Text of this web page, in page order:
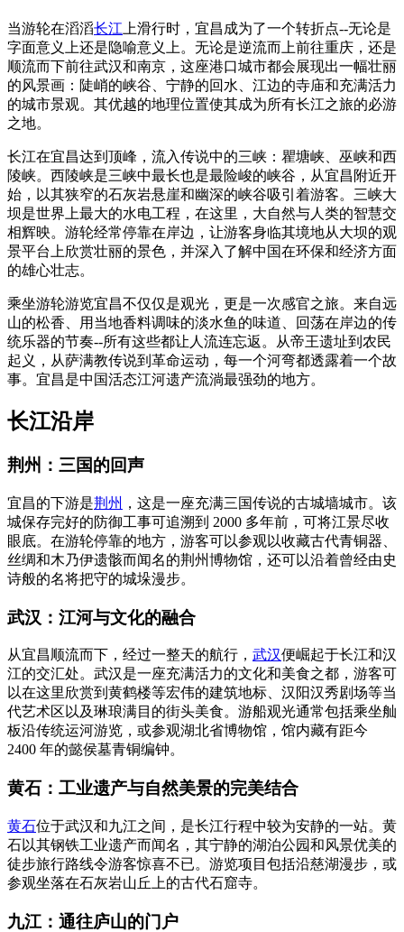
当游轮在滔滔长江 上滑行时，宜昌成为了一个转折点--无论是
字面意义上还是隐喻意义上。无论是逆流而上前往重庆，还是
顺流而下前往武汉和南京，这座港口城市都会展现出一幅壮丽
的风景画：陡峭的峡谷、宁静的回水、江边的寺庙和充满活力
的城市景观。其优越的地理位置使其成为所有长江之旅的必游
之地。
长江在宜昌达到顶峰，流入传说中的三峡：瞿塘峡、巫峡和西
陵峡。西陵峡是三峡中最长也是最险峻的峡谷，从宜昌附近开
始，以其狭窄的石灰岩悬崖和幽深的峡谷吸引着游客。三峡大
坝是世界上最大的水电工程，在这里，大自然与人类的智慧交
相辉映。游轮经常停靠在岸边，让游客身临其境地从大坝的观
景平台上欣赏壮丽的景色，并深入了解中国在环保和经济方面
的雄心壮志。
乘坐游轮游览宜昌不仅仅是观光，更是一次感官之旅。来自远
山的松香、用当地香料调味的淡水鱼的味道、回荡在岸边的传
统乐器的节奏--所有这些都让人流连忘返。从帝王遗址到农民
起义，从萨满教传说到革命运动，每一个河弯都透露着一个故
事。宜昌是中国活态江河遗产流淌最强劲的地方。
长江沿岸
荆州：三国的回声
宜昌的下游是荆州 ，这是一座充满三国传说的古城墙城市。该
城保存完好的防御工事可追溯到 2000 多年前，可将江景尽收
眼底。在游轮停靠的地方，游客可以参观以收藏古代青铜器、
丝绸和木乃伊遗骸而闻名的荆州博物馆，还可以沿着曾经由史
诗般的名将把守的城垛漫步。
武汉：江河与文化的融合
从宜昌顺流而下，经过一整天的航行， 武汉便崛起于长江和汉
江的交汇处。武汉是一座充满活力的文化和美食之都，游客可
以在这里欣赏到黄鹤楼等宏伟的建筑地标、汉阳汉秀剧场等当
代艺术区以及琳琅满目的街头美食。游船观光通常包括乘坐舢
板沿传统运河游览，或参观湖北省博物馆，馆内藏有距今
2400 年的懿侯墓青铜编钟。
黄石：工业遗产与自然美景的完美结合
黄石位于武汉和九江之间，是长江行程中较为安静的一站。黄
石以其钢铁工业遗产而闻名，其宁静的湖泊公园和风景优美的
徒步旅行路线令游客惊喜不已。游览项目包括沿慈湖漫步，或
参观坐落在石灰岩山丘上的古代石窟寺。
九江：通往庐山的门户